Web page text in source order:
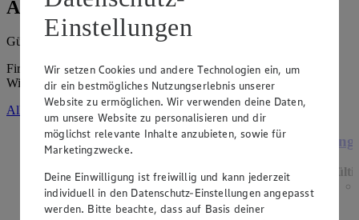
Angebote der Woche
Gültig vom bis zum
Firma: EDEKA-Markt Minden-Hannover GmbH,
Wittelsbacherallee 61, 32427 Minden
Alle Angebote ansehen
Angebot:Grünländer
Gültig ab 06.08.2026
1.49
-44%
Rabattierter Preis von 1.49€ (Insgesamt -44%
Rabatt)
Einstellungen
Wir setzen Cookies und andere Technologien ein, um
dir ein bestmögliches Nutzungserlebnis unserer
Website zu ermöglichen. Wir verwenden deine Daten,
um unsere Website zu personalisieren und dir
möglichst relevante Inhalte anzubieten, sowie für
Marketingzwecke.
Deine Einwilligung ist freiwillig und kann jederzeit
individuell in den Datenschutz-Einstellungen angepasst
werden. Bitte beachte, dass auf Basis deiner